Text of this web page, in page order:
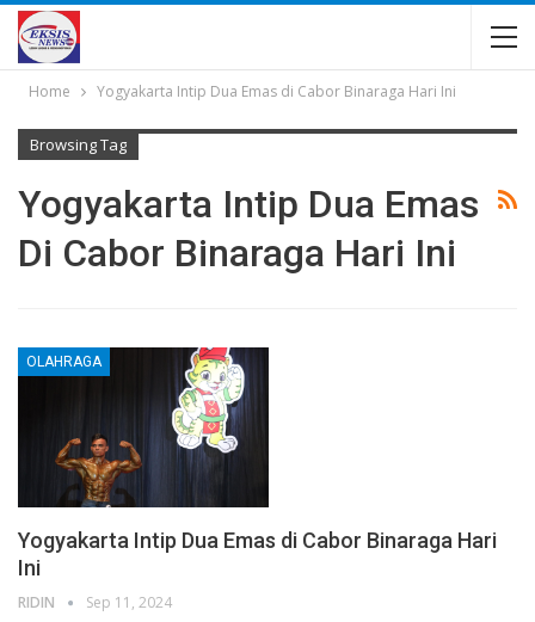
Home Yogyakarta Intip Dua Emas di Cabor Binaraga Hari Ini
Browsing Tag
Yogyakarta Intip Dua Emas
Di Cabor Binaraga Hari Ini
OLAHRAGA
Yogyakarta Intip Dua Emas di Cabor Binaraga Hari
Ini
RIDIN Sep 11, 2024